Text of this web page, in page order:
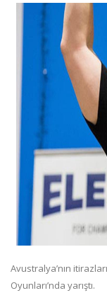
Avustralya’nın
Oyunları’nda yarıştı.